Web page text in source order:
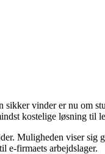
vinder er nu om
kostelige løsning
Muligheden viser
e-firmaets arbejdslager.